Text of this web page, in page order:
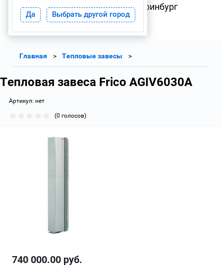
Да Выбрать другой город
+7 (904) 382-33-41 Екатеринбург
Главная Тепловые завесы
Тепловая завеса Frico AGIV6030A
Артикул: нет
(0 голосов)
740 000.00 руб.